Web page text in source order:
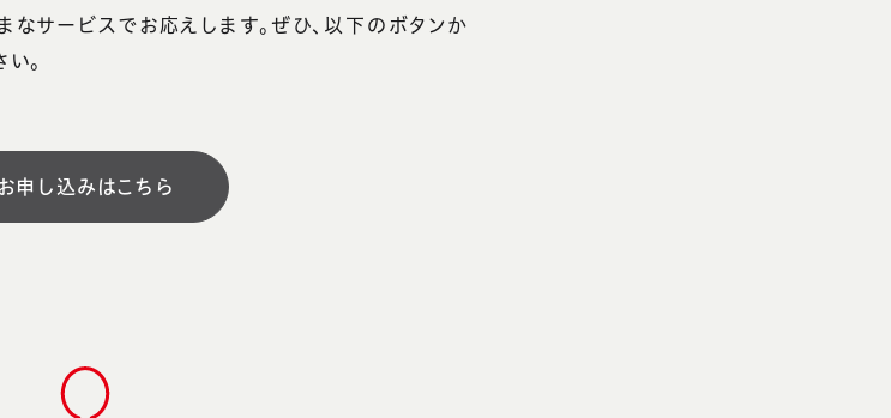
なサービスでお応えします。ぜひ、以下のボタンか
。
申し込みはこちら